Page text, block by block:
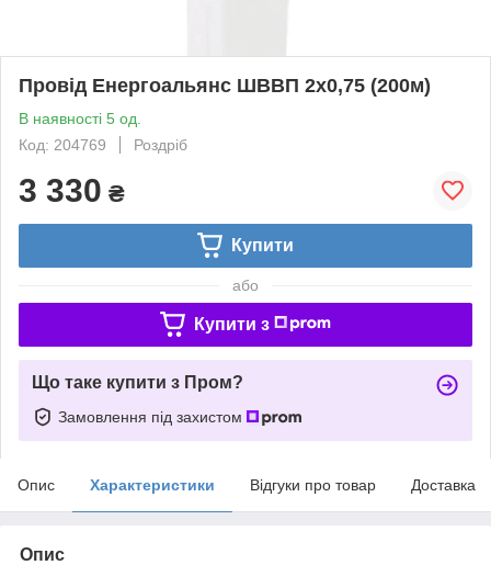
Провід Енергоальянс ШВВП 2х0,75 (200м)
В наявності 5 од.
Код: 204769
Роздріб
3 330 ₴
Купити
або
Купити з
Що таке купити з Пром?
Замовлення під захистом
Опис Характеристики Відгуки про товар Доставка
Опис